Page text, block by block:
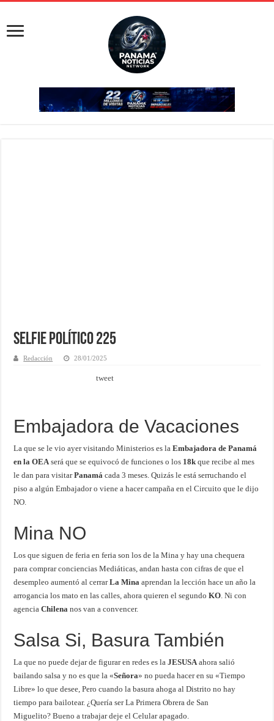
Selfie Político 225
Redacción 28/01/2025
tweet
Embajadora de Vacaciones
La que se le vio ayer visitando Ministerios es laEmbajadora de Panamá
en la OEA será que se equivocó de funciones o los 18k que recibe al mes
le dan para visitarPanamá cada 3 meses. Quizás le está serruchando el
piso a algún Embajador o viene a hacer campaña en el Circuito que le dijo
NO.
Mina NO
Los que siguen de feria en feria son los de la Mina y hay una chequera
para comprar conciencias Mediáticas, andan hasta con cifras de que el
desempleo aumentó al cerrarLa Mina aprendan la lección hace un año la
arrogancia los mato en las calles, ahora quieren el segundoKO . Ni con
agenciaChilena nos van a convencer.
Salsa Si, Basura También
La que no puede dejar de figurar en redes es laJESUSA ahora salió
bailando salsa y no es que la «Señora» no pueda hacer en su «Tiempo
Libre» lo que desee, Pero cuando la basura ahoga al Distrito no hay
tiempo para bailotear. ¿Quería ser La Primera Obrera de San
Miguelito? Bueno a trabajar deje el Celular apagado.